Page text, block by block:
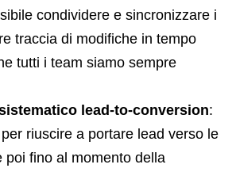
condividere e sincronizzare i
traccia di modifiche in tempo
tutti i team siamo sempre
lead-to-conversion:
riuscire a portare lead verso le
poi fino al momento della